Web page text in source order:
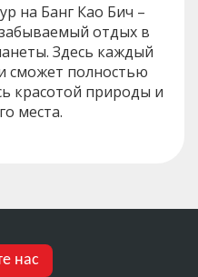
на Банг Као Бич –
отдых в
Здесь каждый
сможет полностью
красотой природы и
места.
нас